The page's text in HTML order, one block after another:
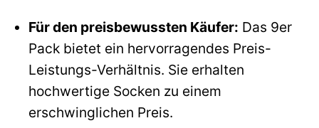
Für den preisbewussten Käufer: Das 9er
Pack bietet ein hervorragendes Preis-
Leistungs-Verhältnis. Sie erhalten
hochwertige Socken zu einem
erschwinglichen Preis.